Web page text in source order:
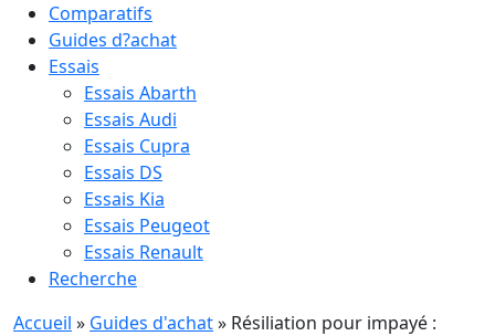
Comparatifs
Guides d?achat
Essais
Essais Abarth
Essais Audi
Essais Cupra
Essais DS
Essais Kia
Essais Peugeot
Essais Renault
Recherche
Accueil » Guides d'achat» Résiliation pour impayé :